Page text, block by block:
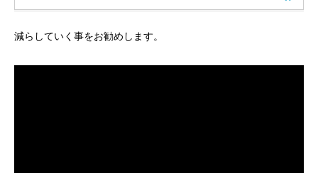
減らしていく事をお勧めします。